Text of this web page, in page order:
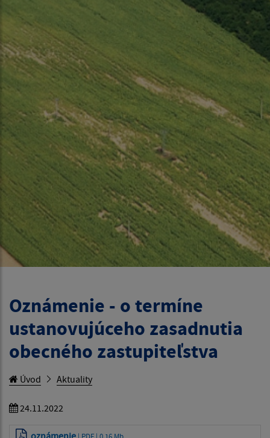
Oznámenie - o termíne
ustanovujúceho zasadnutia
obecného zastupiteľstva
Úvod Aktuality
24.11.2022